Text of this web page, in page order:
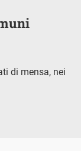
di mensa, nei